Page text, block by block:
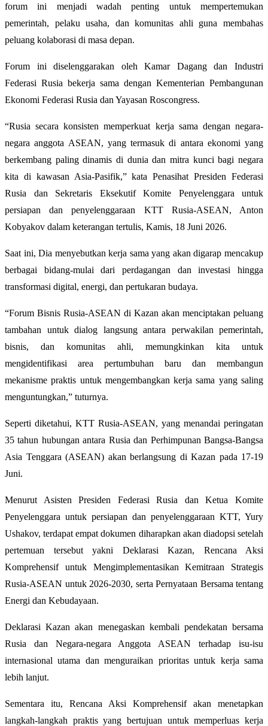
forum ini menjadi wadah penting untuk mempertemukan
pemerintah, pelaku usaha, dan komunitas ahli guna membahas
peluang kolaborasi di masa depan.
Forum ini diselenggarakan oleh Kamar Dagang dan Industri
Federasi Rusia bekerja sama dengan Kementerian Pembangunan
Ekonomi Federasi Rusia dan Yayasan Roscongress.
“Rusia secara konsisten memperkuat kerja sama dengan negara-
negara anggota ASEAN, yang termasuk di antara ekonomi yang
berkembang paling dinamis di dunia dan mitra kunci bagi negara
kita di kawasan Asia-Pasifik,” kata Penasihat Presiden Federasi
Rusia dan Sekretaris Eksekutif Komite Penyelenggara untuk
persiapan dan penyelenggaraan KTT Rusia-ASEAN, Anton
Kobyakov dalam keterangan tertulis, Kamis, 18 Juni 2026.
Saat ini, Dia menyebutkan kerja sama yang akan digarap mencakup
berbagai bidang-mulai dari perdagangan dan investasi hingga
transformasi digital, energi, dan pertukaran budaya.
“Forum Bisnis Rusia-ASEAN di Kazan akan menciptakan peluang
tambahan untuk dialog langsung antara perwakilan pemerintah,
bisnis, dan komunitas ahli, memungkinkan kita untuk
mengidentifikasi area pertumbuhan baru dan membangun
mekanisme praktis untuk mengembangkan kerja sama yang saling
menguntungkan,” tuturnya.
Seperti diketahui, KTT Rusia-ASEAN, yang menandai peringatan
35 tahun hubungan antara Rusia dan Perhimpunan Bangsa-Bangsa
Asia Tenggara (ASEAN) akan berlangsung di Kazan pada 17-19
Juni.
Menurut Asisten Presiden Federasi Rusia dan Ketua Komite
Penyelenggara untuk persiapan dan penyelenggaraan KTT, Yury
Ushakov, terdapat empat dokumen diharapkan akan diadopsi setelah
pertemuan tersebut yakni Deklarasi Kazan, Rencana Aksi
Komprehensif untuk Mengimplementasikan Kemitraan Strategis
Rusia-ASEAN untuk 2026-2030, serta Pernyataan Bersama tentang
Energi dan Kebudayaan.
Deklarasi Kazan akan menegaskan kembali pendekatan bersama
Rusia dan Negara-negara Anggota ASEAN terhadap isu-isu
internasional utama dan menguraikan prioritas untuk kerja sama
lebih lanjut.
Sementara itu, Rencana Aksi Komprehensif akan menetapkan
langkah-langkah praktis yang bertujuan untuk memperluas kerja